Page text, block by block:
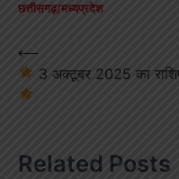
छत्तीसगढ़/मध्यप्रदेश
Post
navigation
⟵
3 अक्टूबर 2025 का
Related Posts